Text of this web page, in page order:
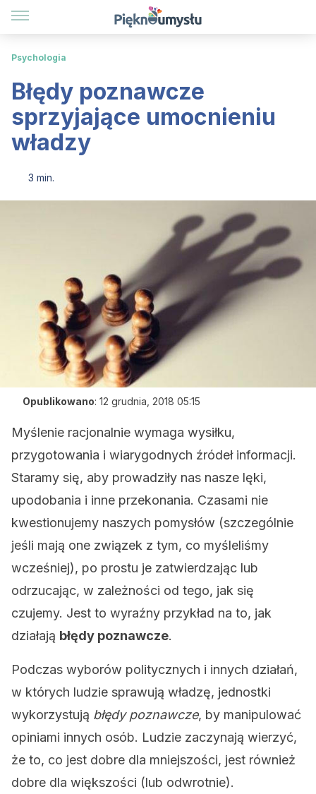
Psychologia
Błędy poznawcze
sprzyjające umocnieniu
władzy
3 min.
Opublikowano: 12 grudnia, 2018 05:15
Myślenie racjonalnie wymaga wysiłku,
przygotowania i wiarygodnych źródeł informacji.
Staramy się, aby prowadziły nas nasze lęki,
upodobania i inne przekonania. Czasami nie
kwestionujemy naszych pomysłów (szczególnie
jeśli mają one związek z tym, co myśleliśmy
wcześniej), po prostu je zatwierdzając lub
odrzucając, w zależności od tego, jak się
czujemy. Jest to wyraźny przykład na to, jak
działają błędy poznawcze.
Podczas wyborów politycznych i innych działań,
w których ludzie sprawują władzę, jednostki
wykorzystują błędy poznawcze, by manipulować
opiniami innych osób. Ludzie zaczynają wierzyć,
że to, co jest dobre dla mniejszości, jest również
dobre dla większości (lub odwrotnie).